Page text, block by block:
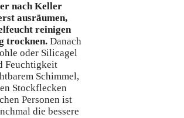
nach Keller
ausräumen,
reinigen
trocknen. Danach
oder Silicagel
Feuchtigkeit
Schimmel,
Stockflecken
Personen ist
die bessere